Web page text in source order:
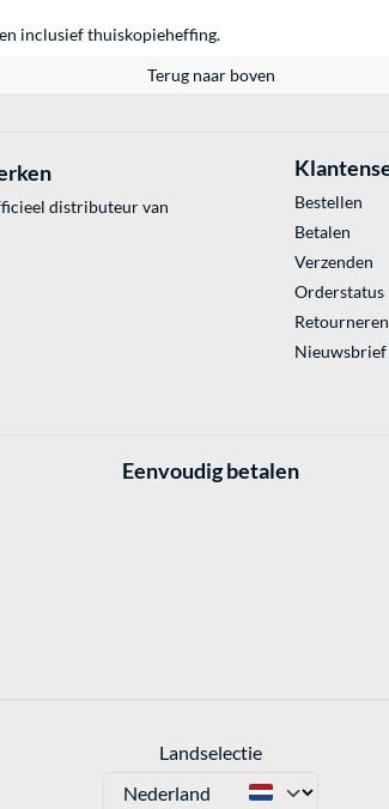
inclusief thuiskopieheffing.
Terug naar boven
distributeur van
Bestellen
Betalen
Verzenden
Orderstatus
Retourneren
Nieuwsbrief
Eenvoudig betalen
Landselectie